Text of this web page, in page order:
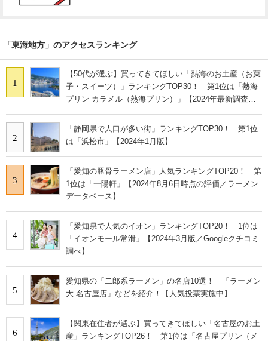
「東海地方」のアクセスランキング
1
【50代が選ぶ】買ってきてほしい「熱海のお土産（お菓
子・スイーツ）」ランキングTOP30！ 第1位は「熱海
プリン カラメル（熱海プリン）」【2024年最新調査結
2
「静岡県で人口が多い街」ランキングTOP30！ 第1位
は「浜松市」【2024年1月版】
3
「愛知の豚骨ラーメン店」人気ランキングTOP20！ 第
1位は「一陽軒」【2024年8月6日時点の評価／ラーメン
データベース】
4
「愛知県で人気のイオン」ランキングTOP20！ 1位は
「イオンモール常滑」【2024年3月版／Googleクチコミ
調べ】
5
愛知県の「二郎系ラーメン」の名店10選！ 「ラーメン
大 名古屋店」などを紹介！【人気投票実施中】
6
【関東在住者が選ぶ】買ってきてほしい「名古屋のお土
産」ランキングTOP26！ 第1位は「名古屋プリン（メ